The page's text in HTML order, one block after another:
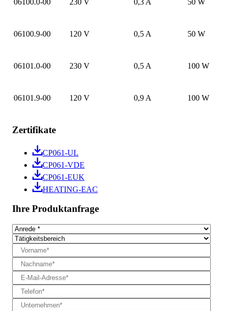
06100.0-00 230 V 0,3 A 50 W
06100.9-00 120 V 0,5 A 50 W
06101.0-00 230 V 0,5 A 100 W
06101.9-00 120 V 0,9 A 100 W
Zertifikate
CP061-UL
CP061-VDE
CP061-EUK
HEATING-EAC
Ihre Produktanfrage